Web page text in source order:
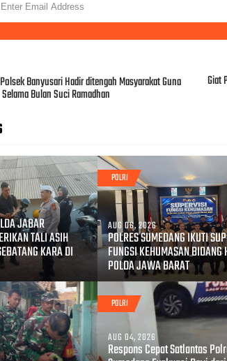
Banyusari Hadir ditengah Masyarakat Guna
Bulan Suci Ramadhan
Giat
JABAR
TALI ASIH
KARA DI
POLRI
AUG 06, 2026
POLRES SUMEDANG IKUTI
FUNGSI KEHUMASAN BIDANG
POLDA JAWA BARAT
POLRI
AUG 04, 2026
Respons Cepat Satlantas